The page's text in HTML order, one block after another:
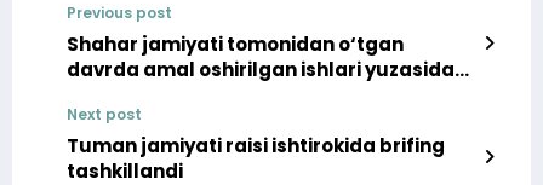
Previous post
Shahar jamiyati tomonidan o‘tgan
davrda amal oshirilgan ishlari yuzasidan
Next post
Tuman jamiyati raisi ishtirokida brifing
tashkillandi